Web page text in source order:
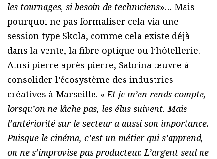
les tournages, si besoin de techniciens»… Mais
pourquoi ne pas formaliser cela via une
session type Skola, comme cela existe déjà
dans la vente, la fibre optique ou l’hôtellerie.
Ainsi pierre après pierre, Sabrina œuvre à
consolider l’écosystème des industries
créatives à Marseille. «Et je m’en rends compte,
lorsqu’on ne lâche pas, les élus suivent. Mais
l’antériorité sur le secteur a aussi son importance.
Puisque le cinéma, c’est un métier qui s’apprend,
on ne s’improvise pas producteur. L’argent seul ne